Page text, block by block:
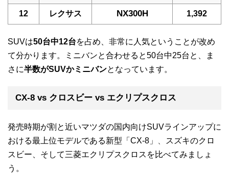
12 レクサス NX300H 1,392
SUVは50台中12台を占め、非常に人気ということが改め
て分かります。ミニバンと合わせると50台中25台と、ま
さに半数がSUVかミニバンとなっています。
CX-8 vs クロスビー vs エクリプスクロス
発売時期が割と近いマツダの国内向けSUVラインアップに
おける最上位モデルである新型「CX-8」
スズキのクロ
スビー、そして三菱エクリプスクロスを比べてみましょ
う。